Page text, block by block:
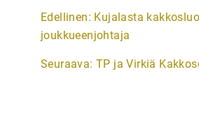
A
r
i
Edellinen: Kujalasta
joukkueenjohtaja
Seuraava: TP ja Virkiä